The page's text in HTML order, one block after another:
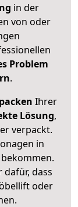
in der
von oder
Problem
.
Ihrer
Lösung,
verpackt.
in
dass
oder